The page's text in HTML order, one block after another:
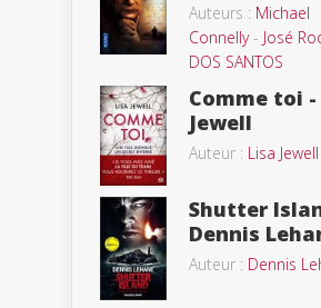
Auteurs : Michael
Connelly- José
DOS SANTOS
Comme toi -
Jewell
Auteur : Lisa Jewell
Shutter
Dennis
Auteur : Dennis